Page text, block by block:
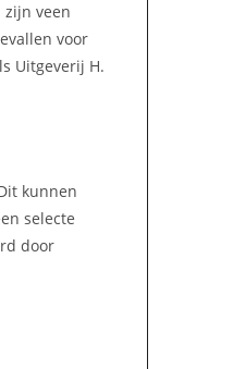
veen
voor
Uitgeverij H.
kunnen
selecte
door